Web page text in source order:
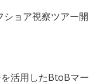
ショア視察ツアー開
活用したBtoBマー